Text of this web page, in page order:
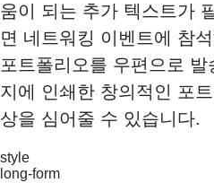
움이 되는 추가 텍스트가
면 네트워킹 이벤트에 참
포트폴리오를 우편으로
지에 인쇄한 창의적인 포
상을 심어줄 수 있습니다.
style
long-form